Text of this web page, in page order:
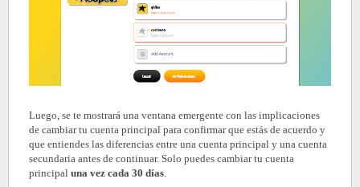
Luego, se te mostrará una ventana emergente con las implicaciones
de cambiar tu cuenta principal para confirmar que estás de acuerdo y
que entiendes las diferencias entre una cuenta principal y una cuenta
secundaria antes de continuar. Solo puedes cambiar tu cuenta
principal una vez cada 30 días